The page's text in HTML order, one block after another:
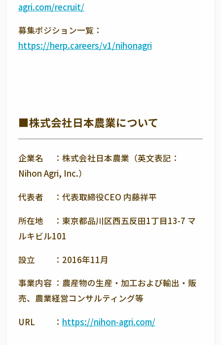
agri.com/recruit/
募集ポジション一覧：
https://herp.careers/v1/nihonagri
■株式会社日本農業について
企業名 ：株式会社日本農業（英文表記：
Nihon Agri, Inc.）
代表者 ：代表取締役CEO 内藤祥平
所在地 ：東京都品川区西五反田1丁目13-7 マ
ルキビル101
設立 ： 2016年11月
事業内容 ：農産物の生産・加工および輸出・販
売、農業経営コンサルティング等
URL ： https://nihon-agri.com/